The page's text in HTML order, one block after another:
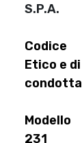
S.P.A.
Codice
Etico e di
condotta
Modello
231